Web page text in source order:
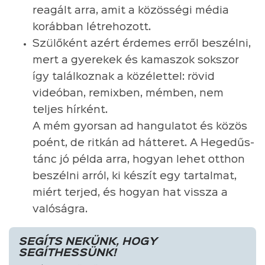
reagált arra, amit a közösségi média
korábban létrehozott.
Szülőként azért érdemes erről beszélni,
mert a gyerekek és kamaszok sokszor
így találkoznak a közélettel: rövid
videóban, remixben, mémben, nem
teljes hírként.
A mém gyorsan ad hangulatot és közös
poént, de ritkán ad hátteret. A Hegedűs-
tánc jó példa arra, hogyan lehet otthon
beszélni arról, ki készít egy tartalmat,
miért terjed, és hogyan hat vissza a
valóságra.
SEGÍTS NEKÜNK, HOGY
SEGÍTHESSÜNK!